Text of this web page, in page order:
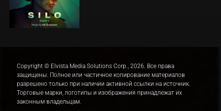
Copyright © Elvista Media Solutions Corp., 2026. Все права
защищены. Полное или частичное копирование материалов
разрешено только при наличии активной ссылки на источник.
Торговые марки, логотипы и изображения принадлежат их
законным владельцам.